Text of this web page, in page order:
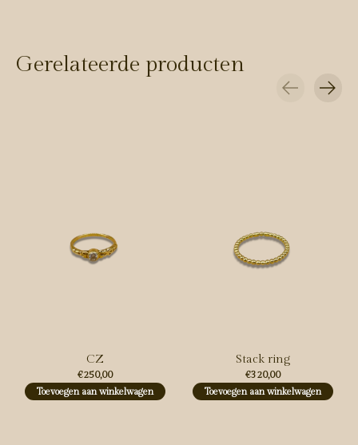
Gerelateerde producten
CZ
€250,00
Toevoegen aan winkelwagen
Stack ring
€320,00
Toevoegen aan winkelwagen